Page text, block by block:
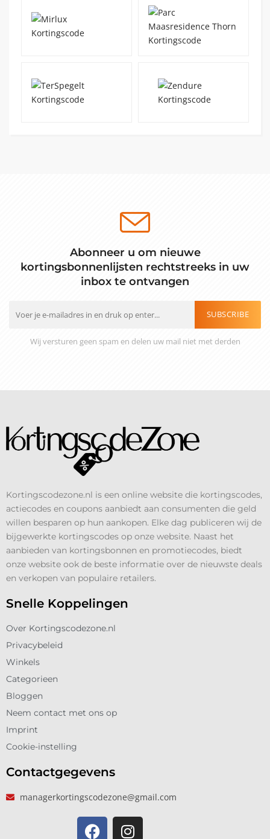
Abonneer u om nieuwe
kortingsbonnenlijsten rechtstreeks in uw
inbox te ontvangen
SUBSCRIBE
Wij versturen geen spam en delen uw mail niet met derden
Kortingscodezone.nl is een online website die kortingscodes,
actiecodes en coupons aanbiedt aan consumenten die geld
willen besparen op hun aankopen. Elke dag publiceren wij de
bijgewerkte kortingscodes op onze website. Naast het
aanbieden van kortingsbonnen en promotiecodes, biedt
onze website ook de beste informatie over de nieuwste deals
en verkopen van populaire retailers.
Snelle Koppelingen
Over Kortingscodezone.nl
Privacybeleid
Winkels
Categorieen
Bloggen
Neem contact met ons op
Imprint
Cookie-instelling
Contactgegevens
managerkortingscodezone@gmail.com